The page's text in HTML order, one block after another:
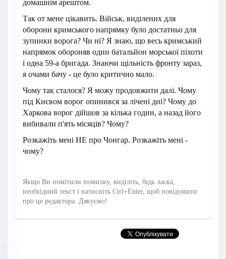
домашнім арештом.
Так от мене цікавить. Військ, виділених для
оборони кримського напрямку було достатньо для
зупинки ворога? Чи ні? Я знаю, що весь кримський
напрямок обороняв один батальйон морської піхоти
і одна 59-а бригада. Знаючи щільність фронту зараз,
я очами бачу - це було критично мало.
Чому так сталося? Я можу продовжити далі. Чому
під Києвом ворог опинився за лічені дні? Чому до
Харкова ворог дійшов за кілька годин, а назад його
вибивали п'ять місяців? Чому?
Розкажіть мені НЕ про Чонгар. Розкажіть мені -
чому?
Якщо Ви помітили помилку, виділіть, будь ласка,
необхідний текст і натисніть Ctrl+Enter, щоб повідомити
про це редактора. Дякуємо!